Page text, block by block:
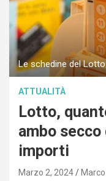
Le schedine del
ATTUALITÀ
Lotto,
ambo
importi
Marzo 2, 2024